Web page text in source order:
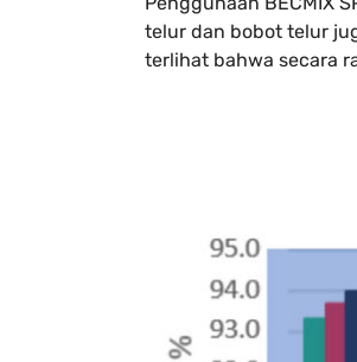
telur dan bobot telur
terlihat bahwa secara